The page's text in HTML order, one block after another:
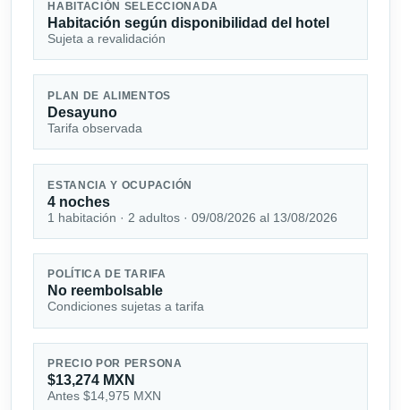
HABITACIÓN SELECCIONADA
Habitación según disponibilidad del hotel
Sujeta a revalidación
PLAN DE ALIMENTOS
Desayuno
Tarifa observada
ESTANCIA Y OCUPACIÓN
4 noches
1 habitación · 2 adultos · 09/08/2026 al 13/08/2026
POLÍTICA DE TARIFA
No reembolsable
Condiciones sujetas a tarifa
PRECIO POR PERSONA
$13,274 MXN
Antes $14,975 MXN